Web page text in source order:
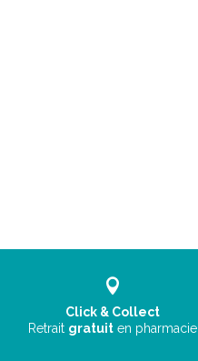
Click & Collect
Retrait gratuit en pharmacie